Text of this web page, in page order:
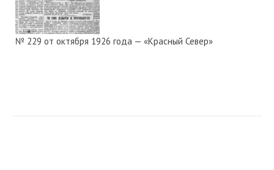
№ 229 от октября 1926 года — «Красный Север»